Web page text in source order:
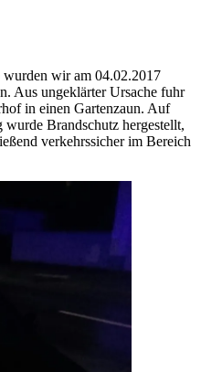
wurden wir am 04.02.2017
Aus ungeklärter Ursache fuhr
in einen Gartenzaun. Auf
Brandschutz hergestellt,
verkehrssicher im Bereich